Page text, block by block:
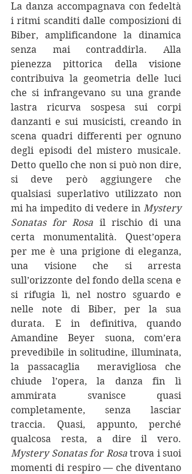
La danza accompagnava con fedeltà
i ritmi scanditi dalle composizioni di
Biber, amplificandone la dinamica
senza mai contraddirla. Alla
pienezza pittorica della visione
contribuiva la geometria delle luci
che si infrangevano su una grande
lastra ricurva sospesa sui corpi
danzanti e sui musicisti, creando in
scena quadri differenti per ognuno
degli episodi del mistero musicale.
Detto quello che non si può non dire,
si deve però aggiungere che
qualsiasi superlativo utilizzato non
mi ha impedito di vedere in Mystery
Sonatas for Rosa il rischio di una
certa monumentalità. Quest’opera
per me è una prigione di eleganza,
una visione che si arresta
sull’orizzonte del fondo della scena e
si rifugia lì, nel nostro sguardo e
nelle note di Biber, per la sua
durata. E in definitiva, quando
Amandine Beyer suona, com’era
prevedibile in solitudine, illuminata,
la passacaglia  meravigliosa che
chiude l’opera, la danza fin lì
ammirata svanisce quasi
completamente, senza lasciar
traccia. Quasi, appunto, perché
Mystery Sonatas for Rosa trova i suoi
momenti di respiro — che diventano